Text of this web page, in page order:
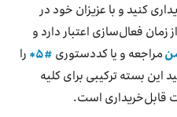
کنید و با عزیزان خود در
از زمان فعال‌سازی اعتبار دارد و
مراجعه و یا کددستوری #۵*
را
این بسته ترکیبی برای کلیه
قابل‌خریداری است.